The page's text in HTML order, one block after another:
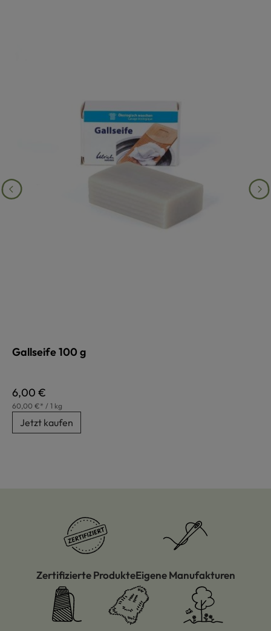
Gallseife 100 g
Regulärer Preis:
6,00 €
60,00 €* / 1 kg
Jetzt kaufen
Zertifizierte ProdukteEigene Manufakturen